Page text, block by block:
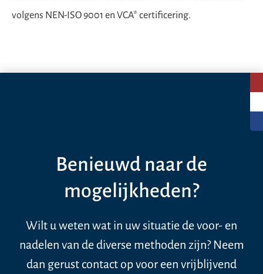
volgens NEN-ISO 9001 en VCA* certificering.
Benieuwd naar de
mogelijkheden?
Wilt u weten wat in uw situatie de voor- en
nadelen van de diverse methoden zijn? Neem
dan gerust contact op voor een vrijblijvend